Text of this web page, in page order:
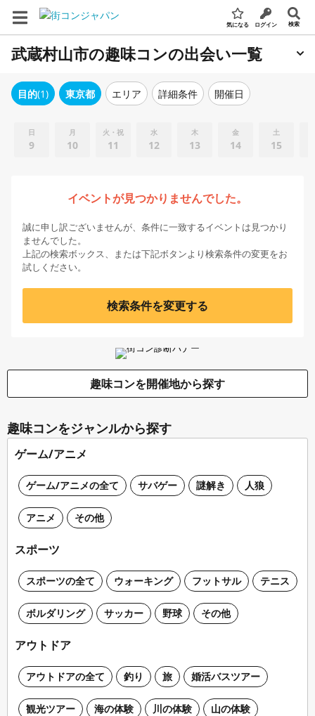
気になる ログイン 検索
武蔵村山市の趣味コンの出会い一覧
目的(1) 東京都 エリア 詳細条件 開催日
日
9
月
10
火・祝
11
水
12
木
13
金
14
土
15
イベントが見つかりませんでした。
誠に申し訳ございませんが、条件に一致するイベントは見つかり
ませんでした。
上記の検索ボックス、または下記ボタンより検索条件の変更をお
試しください。
検索条件を変更する
趣味コンを開催地から探す
趣味コンをジャンルから探す
ゲーム/アニメ
ゲーム/アニメの全て サバゲー 謎解き 人狼
アニメ その他
スポーツ
スポーツの全て ウォーキング フットサル テニス
ボルダリング サッカー 野球 その他
アウトドア
アウトドアの全て 釣り 旅 婚活バスツアー
観光ツアー 海の体験 川の体験 山の体験